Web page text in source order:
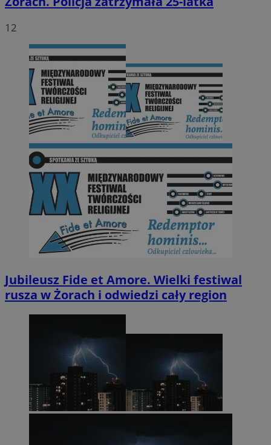
12
Jubileusz Fide et Amore. Wielki festiwal
rusza w Żorach i odwiedzi cały region